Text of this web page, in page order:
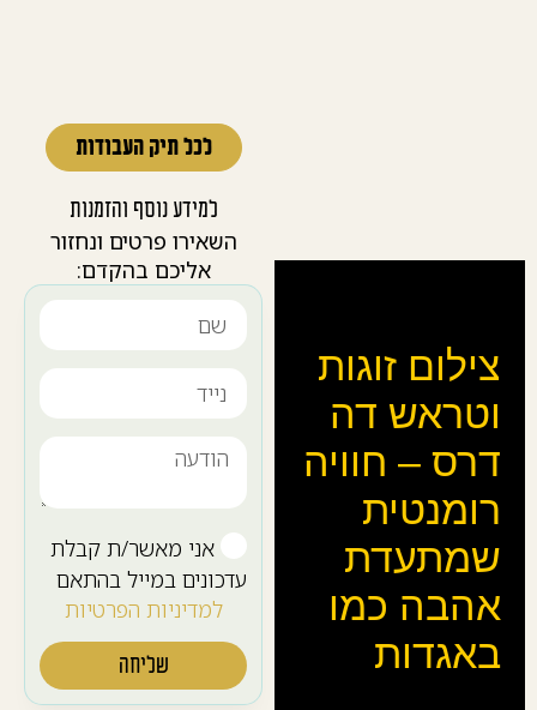
צילום זוגות
וטראש דה
דרס – חוויה
רומנטית
שמתעדת
אהבה כמו
באגדות
לכל תיק העבודות
למידע נוסף והזמנות
השאירו פרטים ונחזור
אליכם בהקדם:
אני מאשר/ת קבלת
עדכונים במייל בהתאם
למדיניות הפרטיות
שליחה